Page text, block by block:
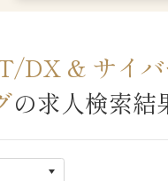
DX & サイバ
の求人検索結